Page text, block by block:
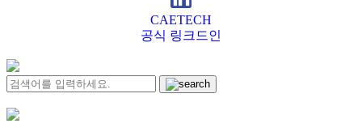
CAETECH
공식 링크드인